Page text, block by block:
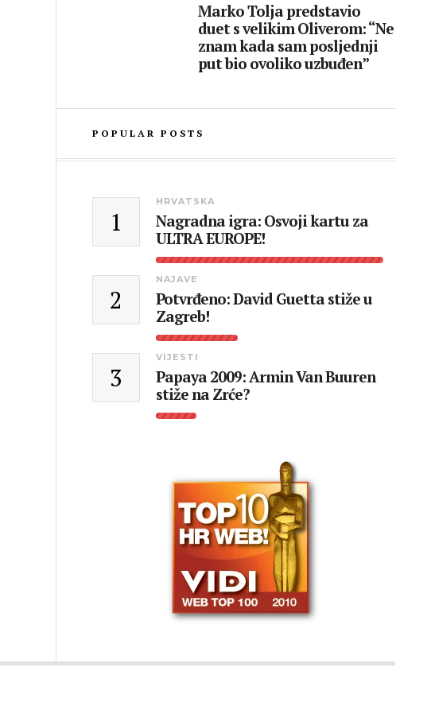
Marko Tolja predstavio
duet s velikim Oliverom: “Ne
znam kada sam posljednji
put bio ovoliko uzbuđen”
POPULAR POSTS
1
HRVATSKA
Nagradna igra: Osvoji kartu za
ULTRA EUROPE!
2
NAJAVE
Potvrđeno: David Guetta stiže u
Zagreb!
3
VIJESTI
Papaya 2009: Armin Van Buuren
stiže na Zrće?